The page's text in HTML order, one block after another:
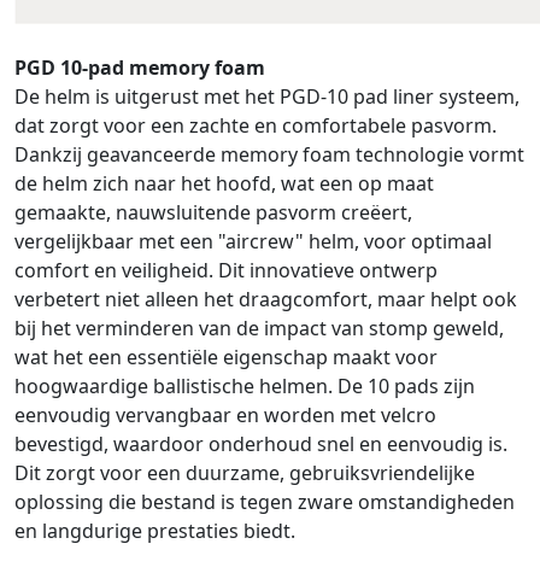
PGD 10-pad memory foam
De helm is uitgerust met het PGD-10 pad liner systeem,
dat zorgt voor een zachte en comfortabele pasvorm.
Dankzij geavanceerde memory foam technologie vormt
de helm zich naar het hoofd, wat een op maat
gemaakte, nauwsluitende pasvorm creëert,
vergelijkbaar met een "aircrew" helm, voor optimaal
comfort en veiligheid. Dit innovatieve ontwerp
verbetert niet alleen het draagcomfort, maar helpt ook
bij het verminderen van de impact van stomp geweld,
wat het een essentiële eigenschap maakt voor
hoogwaardige ballistische helmen. De 10 pads zijn
eenvoudig vervangbaar en worden met velcro
bevestigd, waardoor onderhoud snel en eenvoudig is.
Dit zorgt voor een duurzame, gebruiksvriendelijke
oplossing die bestand is tegen zware omstandigheden
en langdurige prestaties biedt.